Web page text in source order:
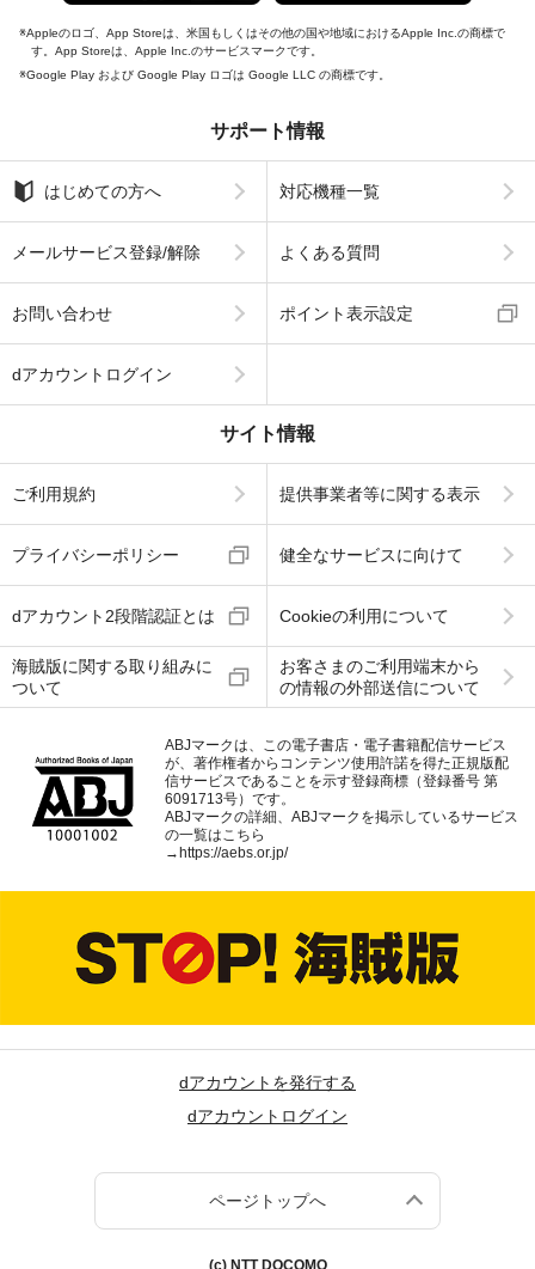
Appleのロゴ、App Storeは、米国もしくはその他の国や地域におけるApple Inc.の商標で
す。App Storeは、Apple Inc.のサービスマークです。
Google Play および Google Play ロゴは Google LLC の商標です。
サポート情報
はじめての方へ 対応機種一覧
メールサービス登録/解除 よくある質問
お問い合わせ ポイント表示設定
dアカウントログイン
サイト情報
ご利用規約 提供事業者等に関する表示
プライバシーポリシー 健全なサービスに向けて
dアカウント2段階認証とは Cookieの利用について
海賊版に関する取り組みに
ついて
お客さまのご利用端末から
の情報の外部送信について
ABJマークは、この電子書店・電子書籍配信サービス
が、著作権者からコンテンツ使用許諾を得た正規版配
信サービスであることを示す登録商標（登録番号 第
6091713号）です。
ABJマークの詳細、ABJマークを掲示しているサービス
の一覧はこちら
→https://aebs.or.jp/
dアカウントを発行する
dアカウントログイン
ページトップへ
(c) NTT DOCOMO